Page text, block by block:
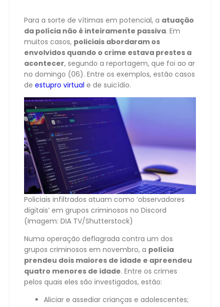
Para a sorte de vítimas em potencial, a atuação
da polícia não é inteiramente passiva. Em
muitos casos, policiais abordaram os
envolvidos quando o crime estava prestes a
acontecer, segundo a reportagem, que foi ao ar
no domingo (06). Entre os exemplos, estão casos
de estupro virtual e de suicídio.
Policiais infiltrados atuam como ‘observadores
digitais’ em grupos criminosos no Discord
(Imagem: DIA TV/Shutterstock)
Numa operação deflagrada contra um dos
grupos criminosos em novembro, a polícia
prendeu dois maiores de idade e apreendeu
quatro menores de idade. Entre os crimes
pelos quais eles são investigados, estão:
Aliciar e assediar crianças e adolescentes;